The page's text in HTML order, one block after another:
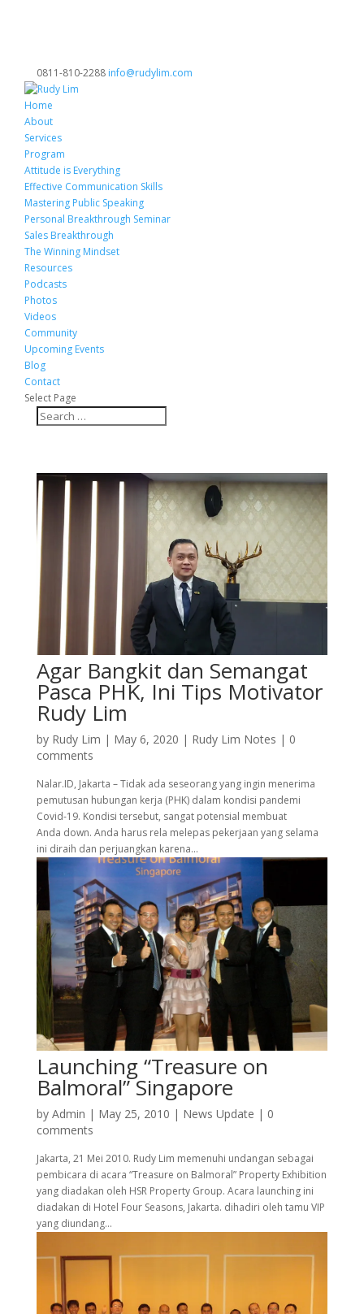
0811-810-2288 info@rudylim.com
Home
About
Services
Program
Attitude is Everything
Effective Communication Skills
Mastering Public Speaking
Personal Breakthrough Seminar
Sales Breakthrough
The Winning Mindset
Resources
Podcasts
Photos
Videos
Community
Upcoming Events
Blog
Contact
Select Page
Agar Bangkit dan Semangat
Pasca PHK, Ini Tips Motivator
Rudy Lim
by Rudy Lim | May 6, 2020 | Rudy Lim Notes | 0
comments
Nalar.ID, Jakarta – Tidak ada seseorang yang ingin menerima
pemutusan hubungan kerja (PHK) dalam kondisi pandemi
Covid-19. Kondisi tersebut, sangat potensial membuat
Anda down. Anda harus rela melepas pekerjaan yang selama
ini diraih dan perjuangkan karena...
Launching “Treasure on
Balmoral” Singapore
by Admin | May 25, 2010 | News Update | 0
comments
Jakarta, 21 Mei 2010. Rudy Lim memenuhi undangan sebagai
pembicara di acara “Treasure on Balmoral” Property Exhibition
yang diadakan oleh HSR Property Group. Acara launching ini
diadakan di Hotel Four Seasons, Jakarta. dihadiri oleh tamu VIP
yang diundang...